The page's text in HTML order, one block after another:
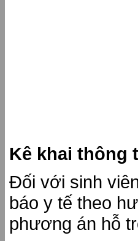
Kê khai thông
Đối với sinh
báo y tế theo
phương án hỗ